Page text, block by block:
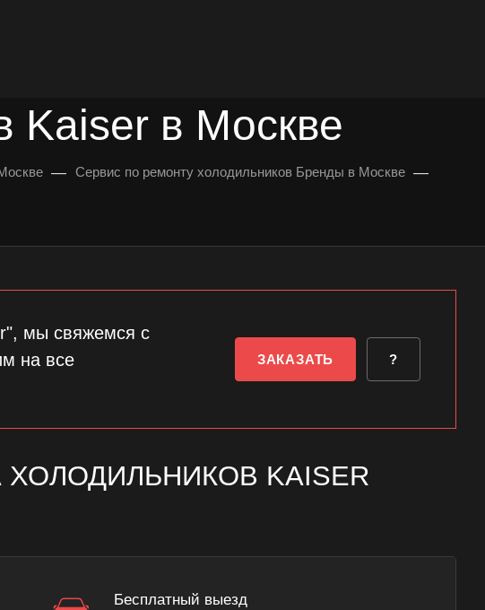
Kaiser в Москве
— Сервис по ремонту холодильников Бренды в Москве —
мы свяжемся с
на все
ЗАКАЗАТЬ ?
KAISER
Бесплатный выезд